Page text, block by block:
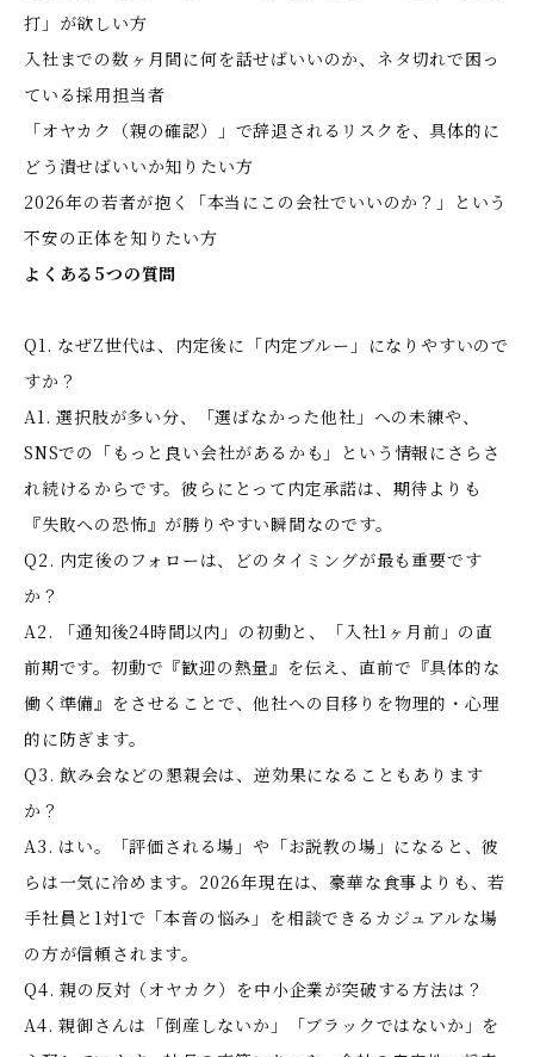
打」が欲しい方
入社までの数ヶ月間に何を話せばいいのか、ネタ切れで困っ
ている採用担当者
「オヤカク（親の確認）」で辞退されるリスクを、具体的に
どう潰せばいいか知りたい方
2026年の若者が抱く「本当にこの会社でいいのか？」という
不安の正体を知りたい方
よくある5つの質問
Q1. なぜZ世代は、内定後に「内定ブルー」になりやすいので
すか？
A1. 選択肢が多い分、「選ばなかった他社」への未練や、
SNSでの「もっと良い会社があるかも」という情報にさらさ
れ続けるからです。彼らにとって内定承諾は、期待よりも
『失敗への恐怖』が勝りやすい瞬間なのです。
Q2. 内定後のフォローは、どのタイミングが最も重要です
か？
A2. 「通知後24時間以内」の初動と、「入社1ヶ月前」の直
前期です。初動で『歓迎の熱量』を伝え、直前で『具体的な
働く準備』をさせることで、他社への目移りを物理的・心理
的に防ぎます。
Q3. 飲み会などの懇親会は、逆効果になることもあります
か？
A3. はい。「評価される場」や「お説教の場」になると、彼
らは一気に冷めます。2026年現在は、豪華な食事よりも、若
手社員と1対1で「本音の悩み」を相談できるカジュアルな場
の方が信頼されます。
Q4. 親の反対（オヤカク）を中小企業が突破する方法は？
A4. 親御さんは「倒産しないか」「ブラックではないか」を